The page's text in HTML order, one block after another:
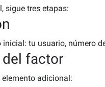
sigue tres etapas:
tu usuario, número
factor
adicional: